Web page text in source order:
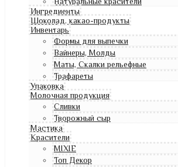
Ингредиенты
Шоколад, какао-продукты
Инвентарь
Формы для выпечки
Вайнеры, Молды
Маты, Скалки рельефные
Трафареты
Упаковка
Молочная продукция
Сливки
Творожный сыр
Мастика
Красители
MIXIE
Топ Декор